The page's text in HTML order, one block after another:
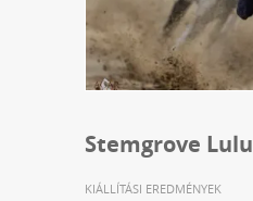
Stemgrove Lulu
KIÁLLÍTÁSI EREDMÉNYEK